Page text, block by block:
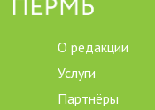
О редакции
Услуги
Партнёры